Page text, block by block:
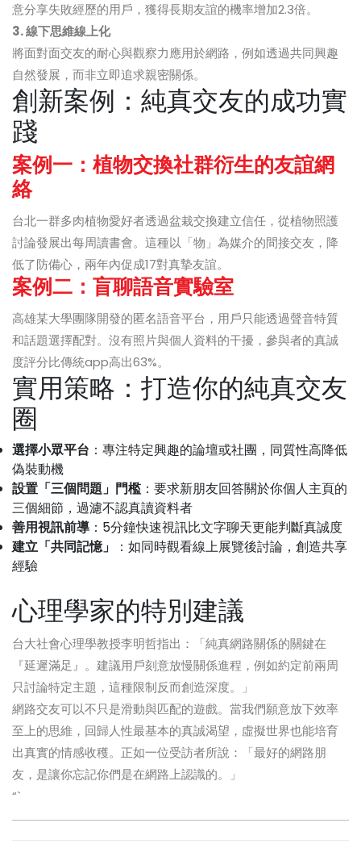
意分享失敗經歷的用戶，獲得長期友誼的機率增加2.3倍。
3. 線下思維線上化
將面對面交友的耐心與觀察力應用於網路，例如透過共同興趣
自然發展，而非立即追求親密關係。
創新案例：純真交友的成功實
踐
案例一：植物交換社群衍生的友誼網
絡
台北一群多肉植物愛好者透過盆栽交換建立信任，從植物照護
討論發展出每周讀書會。這種以「物」為媒介的間接交友，降
低了防備心，兩年內促成17對真摯友誼。
案例二：盲聊語音實驗室
高雄某大學團隊開發的匿名語音平台，用戶只能透過聲音特質
和話題選擇配對。沒有照片與個人資料的干擾，參與者的真誠
度評分比傳統app高出63%。
實用策略：打造你的純真交友
圈
選擇小眾平台 ：專注特定興趣的論壇或社團，同質性高降低
偽裝動機
設置「三個問題」門檻 ：要求新朋友回答關於你個人主頁的
三個細節，過濾不認真讀資料者
善用視訊前導 ：5分鐘快速視訊比文字聊天更能判斷真誠度
建立「共同記憶」
：如同時觀看線上展覽後討論，創造共享
經驗
心理學家的特別建議
台大社會心理學教授李明哲指出：「純真網路關係的關鍵在
『延遲滿足』。建議用戶刻意放慢關係進程，例如約定前兩周
只討論特定主題，這種限制反而創造深度。」
網路交友可以不只是滑動與匹配的遊戲。當我們願意放下效率
至上的思維，回歸人性最基本的真誠渴望，虛擬世界也能培育
出真實的情感收穫。正如一位受訪者所說：「最好的網路朋
友，是讓你忘記你們是在網路上認識的。」
“`